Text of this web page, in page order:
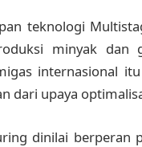
teknologi
minyak dan
internasional
dari upaya
dinilai berperan